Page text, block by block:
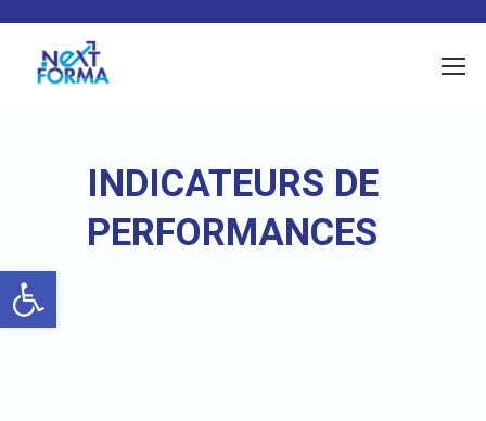
Ouvrir la barre d’outils
INDICATEURS DE
PERFORMANCES